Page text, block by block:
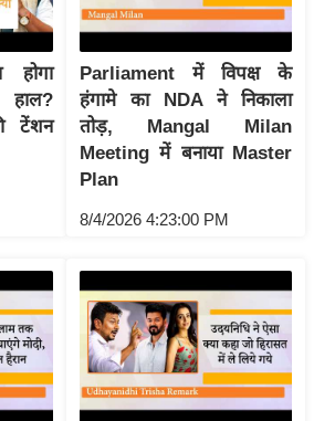
होगा
टेंशन
Parliament में विपक्ष के
हंगामे का NDA ने निकाला
तोड़, Mangal Milan
Meeting में बनाया Master
Plan
8/4/2026 4:23:00 PM